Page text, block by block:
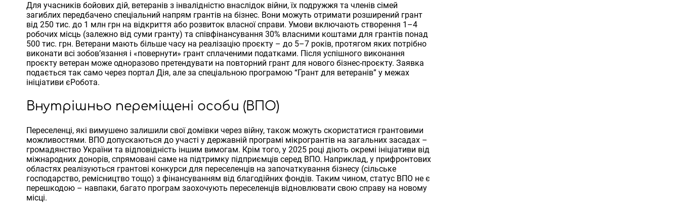
Для учасників бойових дій, ветеранів з інвалідністю внаслідок війни, їх подружжя та членів сімей
загиблих передбачено спеціальний напрям грантів на бізнес. Вони можуть отримати розширений грант
від 250 тис. до 1 млн грн на відкриття або розвиток власної справи. Умови включають створення 1–4
робочих місць (залежно від суми гранту) та співфінансування 30% власними коштами для грантів понад
500 тис. грн. Ветерани мають більше часу на реалізацію проєкту – до 5–7 років, протягом яких потрібно
виконати всі зобов’язання і «повернути» грант сплаченими податками. Після успішного виконання
проєкту ветеран може одноразово претендувати на повторний грант для нового бізнес-проєкту. Заявка
подається так само через портал Дія, але за спеціальною програмою “Грант для ветеранів” у межах
ініціативи єРобота.
Внутрішньо переміщені особи (ВПО)
Переселенці, які вимушено залишили свої домівки через війну, також можуть скористатися грантовими
можливостями. ВПО допускаються до участі у державній програмі мікрогрантів на загальних засадах –
громадянство України та відповідність іншим вимогам. Крім того, у 2025 році діють окремі ініціативи від
міжнародних донорів, спрямовані саме на підтримку підприємців серед ВПО. Наприклад, у прифронтових
областях реалізуються грантові конкурси для переселенців на започаткування бізнесу (сільське
господарство, ремісництво тощо) з фінансуванням від благодійних фондів. Таким чином, статус ВПО не є
перешкодою – навпаки, багато програм заохочують переселенців відновлювати свою справу на новому
місці.